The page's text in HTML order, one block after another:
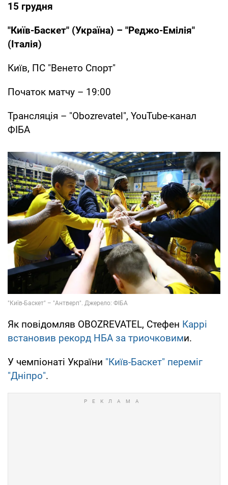
15 грудня
"Київ-Баскет" (Україна) – "Реджо-Емілія"
(Італія)
Київ, ПС "Венето Спорт"
Початок матчу – 19:00
Трансляція – "Obozrevatel", YouTube-канал
ФІБА
Як повідомляв OBOZREVATEL, Стефен Каррі
встановив рекорд НБА за триочковими.
У чемпіонаті України "Київ-Баскет" переміг
"Дніпро".